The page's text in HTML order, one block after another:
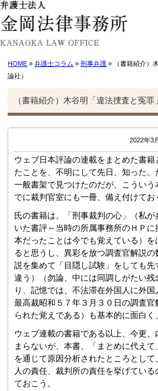
HOME »弁護士コラム »刑事弁護 » （書籍紹介）
論社）
（書籍紹介）木谷明「違法捜査と冤罪
2022年3
ウェブ日本評論の連載をまとめた書
たことを、不明にして先日、知った
一般書架で見つけたのだが、こうい
でに裁判官室にも一冊、備え付けてお
氏の書籍は、「刑事裁判の心」（私
いた書評～当時の所属事務所のＨＰ
本だったことは今でも覚えている）
ると思うし、異彩を放つ調査官解説
説を集めて「目隠し試験」をしても
違う）（勿論、中には同調しがたい
り、記憶では、不法滞在外国人に外
最高裁昭和５７年３月３０日の調査
られた覚えである）も基本的に面白く
ウェブ連載の書籍である以上、今更
まらないが、本書、「まとめに代え
を通じて原因分析されたところとし
人の責任、裁判所の責任を挙げてい
ておこう。